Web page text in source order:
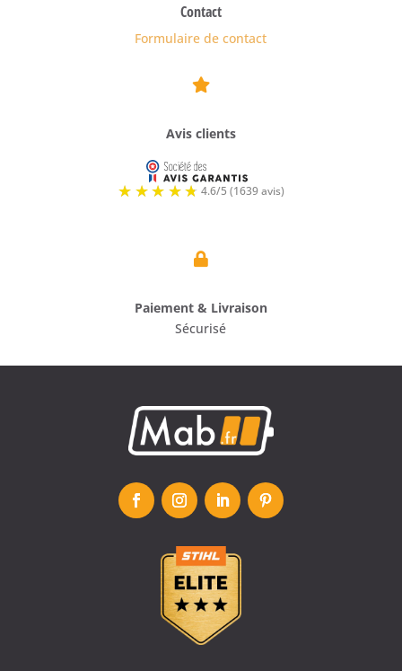
Contact
Formulaire de contact

Avis clients

Paiement & Livraison
Sécurisé